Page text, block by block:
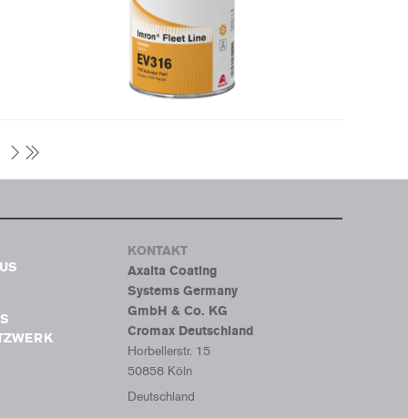
KONTAKT
Axalta Coating
Systems Germany
GmbH & Co. KG
Cromax Deutschland
Horbellerstr. 15
50858 Köln
Deutschland